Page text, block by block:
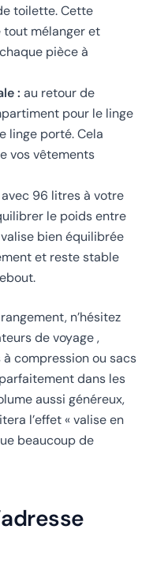
toilette. Cette
tout mélanger et
pièce à
: au retour de
pour le linge
linge porté. Cela
vos vêtements
avec 96 litres à votre
le poids entre
bien équilibrée
et reste stable
n’hésitez
de voyage ,
compression ou sacs
dans les
aussi généreux,
l’effet « valise en
beaucoup de